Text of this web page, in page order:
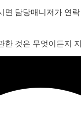
면 담당매니저가 연
한 것은 무엇이든지